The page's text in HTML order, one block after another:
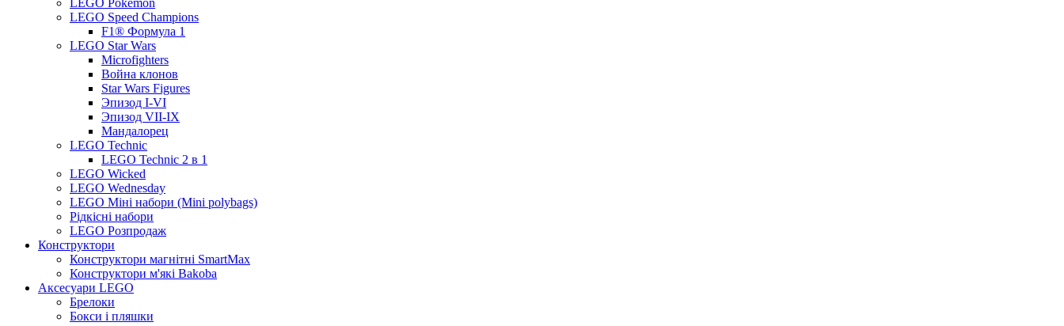
LEGO Pokémon
LEGO Speed Champions
F1® Формула 1
LEGO Star Wars
Microfighters
Война клонов
Star Wars Figures
Эпизод I-VI
Эпизод VII-IX
Мандалорец
LEGO Technic
LEGO Technic 2 в 1
LEGO Wicked
LEGO Wednesday
LEGO Міні набори (Mini polybags)
Рідкісні набори
LEGO Розпродаж
Конструктори
Конструктори магнітні SmartMax
Конструктори м'які Bakoba
Аксесуари LEGO
Брелоки
Бокси і пляшки